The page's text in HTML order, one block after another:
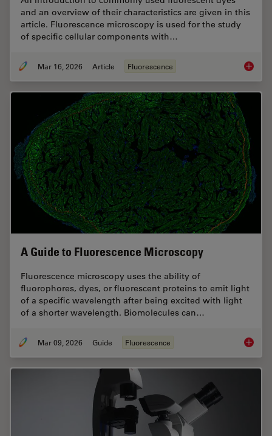
and an overview of their characteristics are given in this
article. Fluorescence microscopy is used for the study
of specific cellular components with…
Mar 16, 2026 Article Fluorescence
A Guide to Fluorescence Microscopy
Fluorescence microscopy uses the ability of
fluorophores, dyes, or fluorescent proteins to emit light
of a specific wavelength after being excited with light
of a shorter wavelength. Biomolecules can…
Mar 09, 2026 Guide Fluorescence A